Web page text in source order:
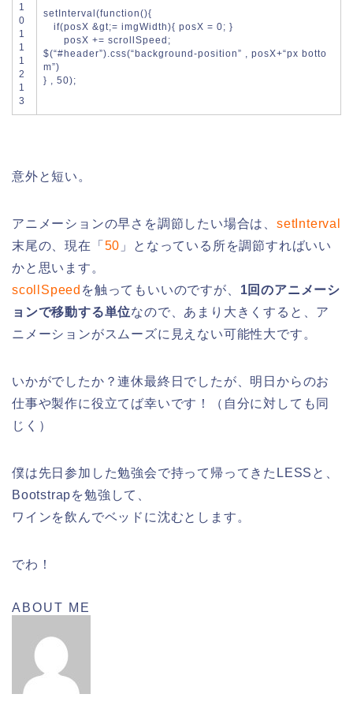
1
0
1
1
1
2
1
3
setInterval(function(){
if(posX &gt;= imgWidth){ posX = 0; }
posX += scrollSpeed ;
$(“#header”) css(“background-position” posX+“px botto
m”)
}
50);
意外と短い。
アニメーションの早さを調節したい場合は、setInterval
末尾の、現在「 50 」となっている所を調節すればいい
かと思います。
scollSpeed を触ってもいいのですが、 1回のアニメーシ
ョンで移動する単位なので、あまり大きくすると、ア
ニメーションがスムーズに見えない可能性大です。
いかがでしたか？連休最終日でしたが、明日からのお
仕事や製作に役立てば幸いです！（自分に対しても同
じく）
僕は先日参加した勉強会で持って帰ってきたLESSと、
Bootstrapを勉強して、
ワインを飲んでベッドに沈むとします。
でわ！
ABOUT ME